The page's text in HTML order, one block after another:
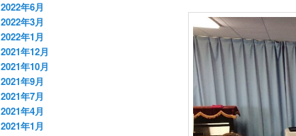
2022年6月
2022年3月
2022年1月
2021年12月
2021年10月
2021年9月
2021年7月
2021年4月
2021年1月